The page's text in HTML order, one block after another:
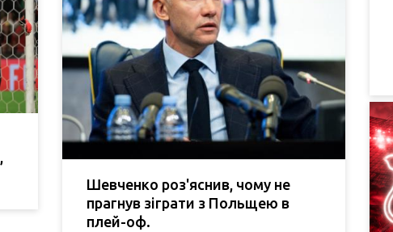
Шевченко роз'яснив, чому не
прагнув зіграти з Польщею в
плей-оф.